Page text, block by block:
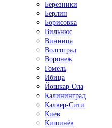
Березники
Берлин
Борисовка
Вильнюс
Винница
Волгоград
Воронеж
Гомель
Ибица
Йошкар-Ола
Калининград
Калвер-Сити
Киев
Кишинёв